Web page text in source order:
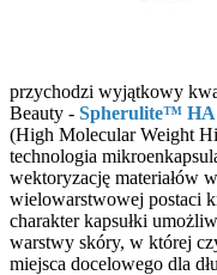
przychodzi wyjątkowy
Beauty - Spherulite™ HA
(High Molecular Weight
technologia
wektoryzację materiałów
wielowarstwowej postaci
charakter kapsułki
warstwy skóry, w której
miejsca docelowego dla